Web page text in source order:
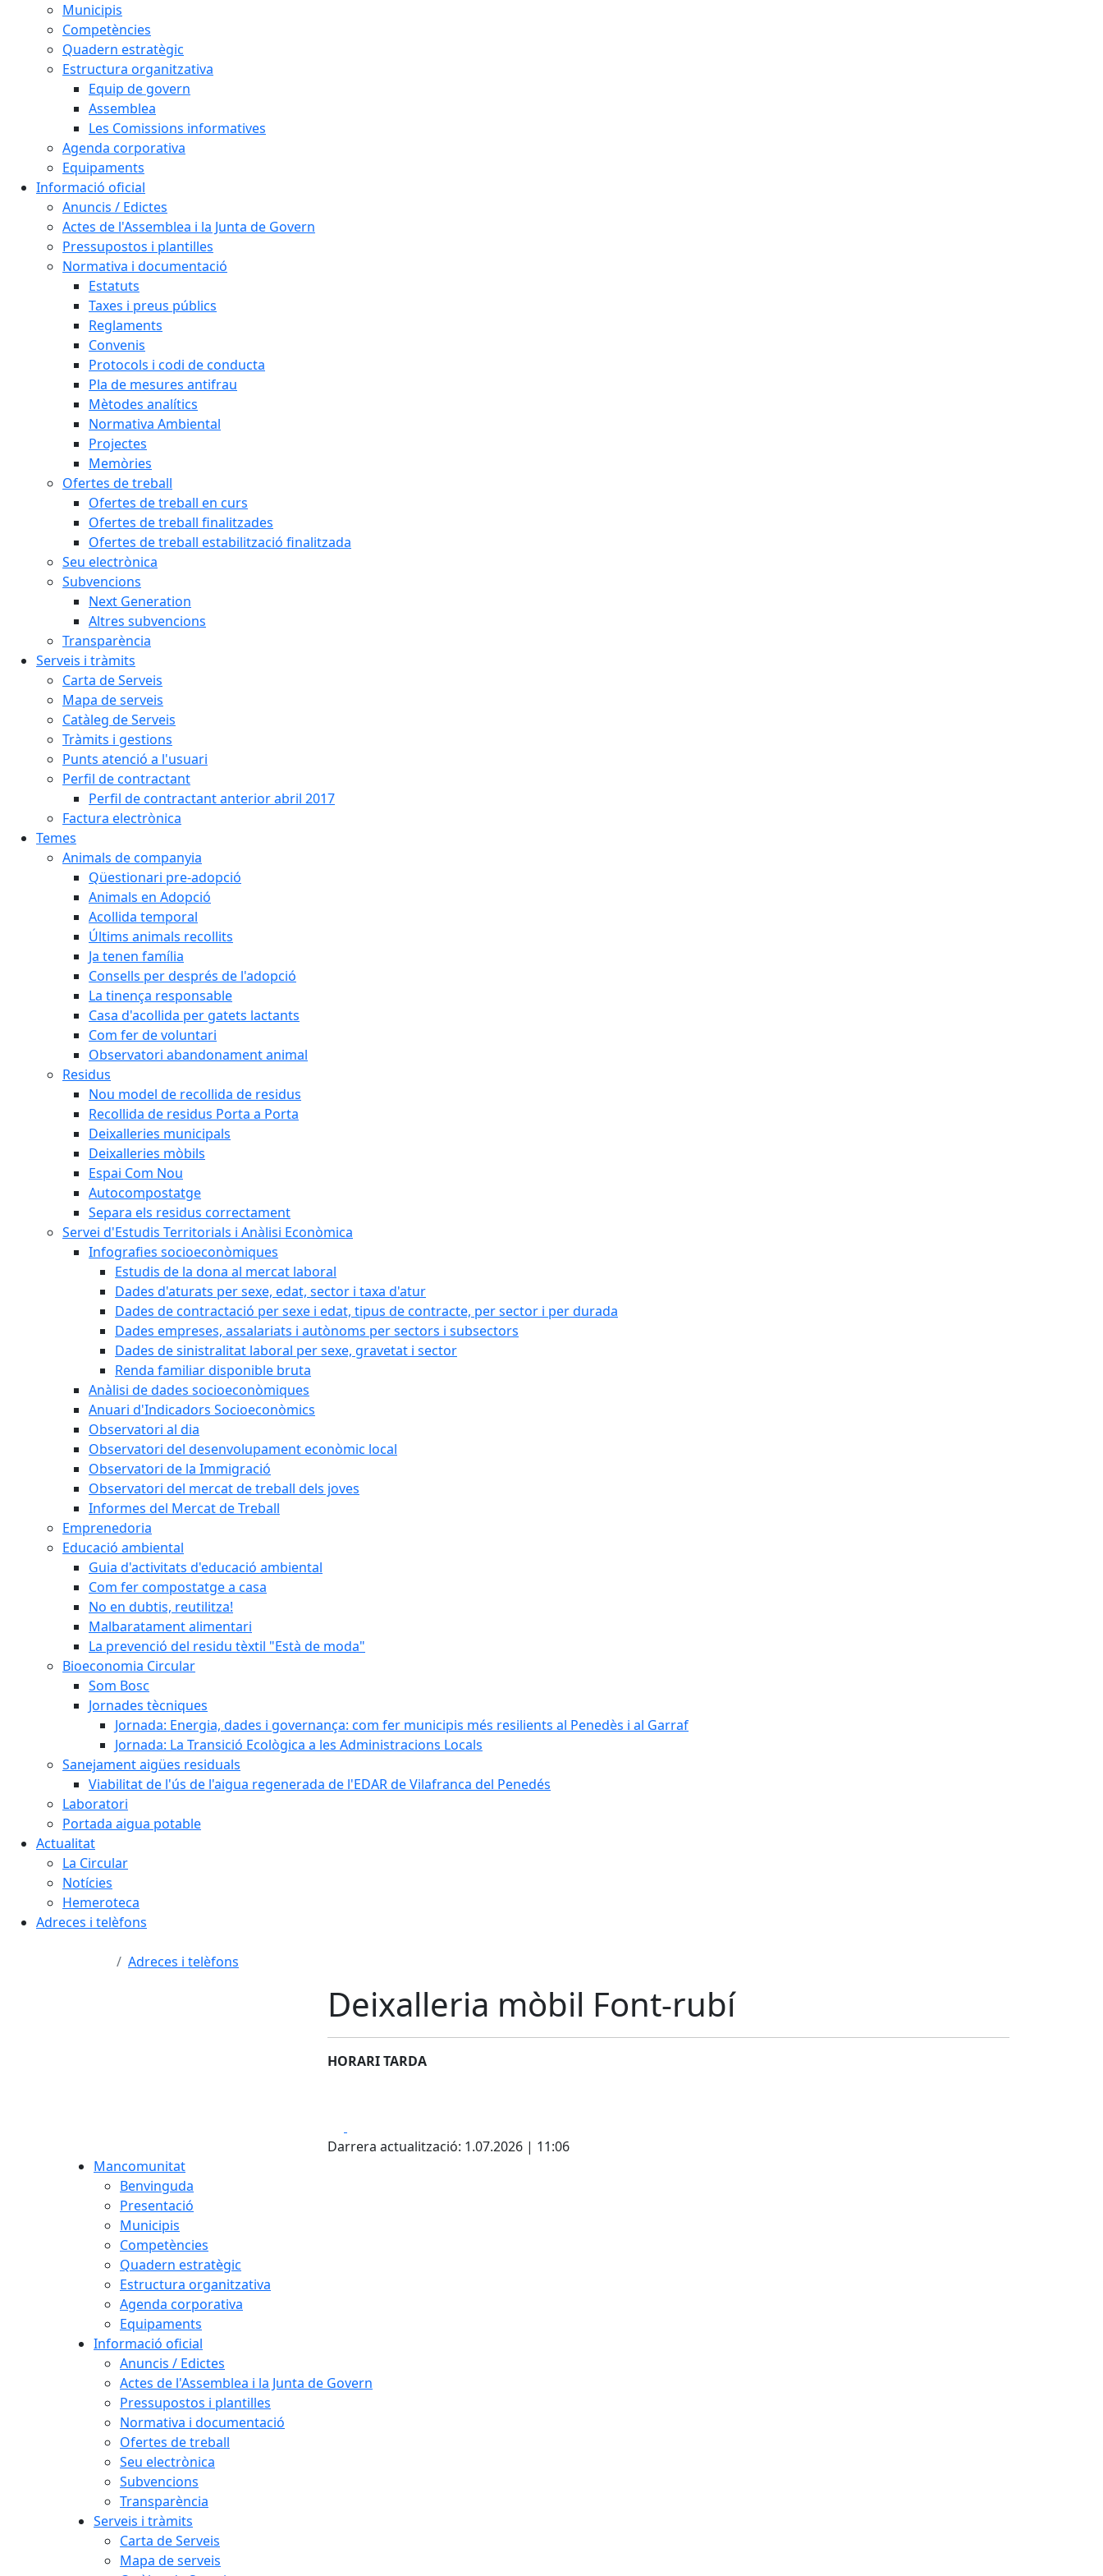
Municipis
Competències
Quadern estratègic
Estructura organitzativa
Equip de govern
Assemblea
Les Comissions informatives
Agenda corporativa
Equipaments
Informació oficial
Anuncis / Edictes
Actes de l'Assemblea i la Junta de Govern
Pressupostos i plantilles
Normativa i documentació
Estatuts
Taxes i preus públics
Reglaments
Convenis
Protocols i codi de conducta
Pla de mesures antifrau
Mètodes analítics
Normativa Ambiental
Projectes
Memòries
Ofertes de treball
Ofertes de treball en curs
Ofertes de treball finalitzades
Ofertes de treball estabilització finalitzada
Seu electrònica
Subvencions
Next Generation
Altres subvencions
Transparència
Serveis i tràmits
Carta de Serveis
Mapa de serveis
Catàleg de Serveis
Tràmits i gestions
Punts atenció a l'usuari
Perfil de contractant
Perfil de contractant anterior abril 2017
Factura electrònica
Temes
Animals de companyia
Qüestionari pre-adopció
Animals en Adopció
Acollida temporal
Últims animals recollits
Ja tenen família
Consells per després de l'adopció
La tinença responsable
Casa d'acollida per gatets lactants
Com fer de voluntari
Observatori abandonament animal
Residus
Nou model de recollida de residus
Recollida de residus Porta a Porta
Deixalleries municipals
Deixalleries mòbils
Espai Com Nou
Autocompostatge
Separa els residus correctament
Servei d'Estudis Territorials i Anàlisi Econòmica
Infografies socioeconòmiques
Estudis de la dona al mercat laboral
Dades d'aturats per sexe, edat, sector i taxa d'atur
Dades de contractació per sexe i edat, tipus de contracte, per sector i per durada
Dades empreses, assalariats i autònoms per sectors i subsectors
Dades de sinistralitat laboral per sexe, gravetat i sector
Renda familiar disponible bruta
Anàlisi de dades socioeconòmiques
Anuari d'Indicadors Socioeconòmics
Observatori al dia
Observatori del desenvolupament econòmic local
Observatori de la Immigració
Observatori del mercat de treball dels joves
Informes del Mercat de Treball
Emprenedoria
Educació ambiental
Guia d'activitats d'educació ambiental
Com fer compostatge a casa
No en dubtis, reutilitza!
Malbaratament alimentari
La prevenció del residu tèxtil "Està de moda"
Bioeconomia Circular
Som Bosc
Jornades tècniques
Jornada: Energia, dades i governança: com fer municipis més resilients al Penedès i al Garraf
Jornada: La Transició Ecològica a les Administracions Locals
Sanejament aigües residuals
Viabilitat de l'ús de l'aigua regenerada de l'EDAR de Vilafranca del Penedés
Laboratori
Portada aigua potable
Actualitat
La Circular
Notícies
Hemeroteca
Adreces i telèfons
Adreces i telèfons
Deixalleria mòbil Font-rubí
HORARI TARDA
Darrera actualització: 1.07.2026 | 11:06
Mancomunitat
Benvinguda
Presentació
Municipis
Competències
Quadern estratègic
Estructura organitzativa
Agenda corporativa
Equipaments
Informació oficial
Anuncis / Edictes
Actes de l'Assemblea i la Junta de Govern
Pressupostos i plantilles
Normativa i documentació
Ofertes de treball
Seu electrònica
Subvencions
Transparència
Serveis i tràmits
Carta de Serveis
Mapa de serveis